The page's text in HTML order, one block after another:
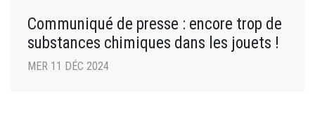
Communiqué de presse : encore trop de
substances chimiques dans les jouets !
MER 11 DÉC 2024